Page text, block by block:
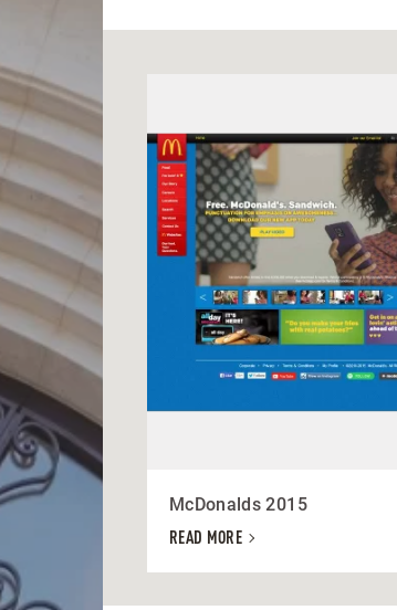
McDonalds 2015
READ MORE